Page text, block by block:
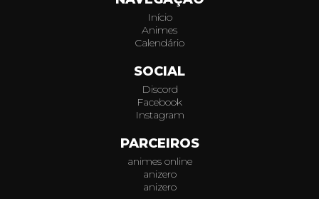
Início
Animes
Calendário
SOCIAL
Discord
Facebook
Instagram
PARCEIROS
animes online
anizero
anizero